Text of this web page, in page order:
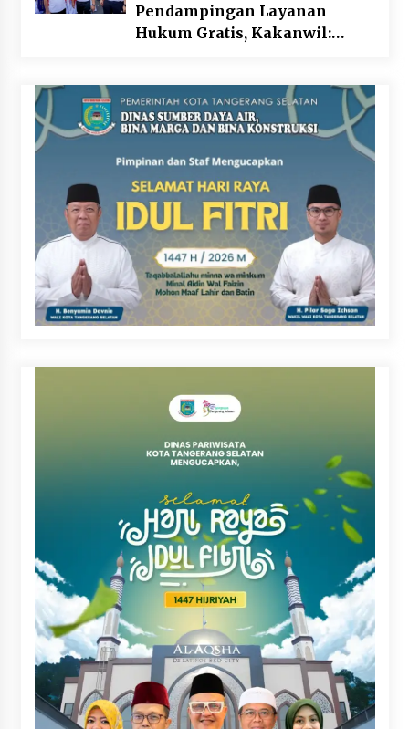
Pendampingan Layanan
Hukum Gratis, Kakanwil: